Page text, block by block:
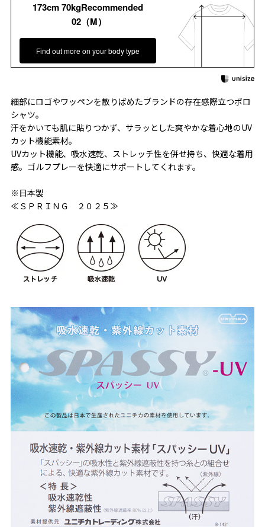
173cm 70kgRecommended
02（M）
Find out more on your body type
細部にロゴやワッペンを散りばめたブランドの存在感際立つポロ
シャツ。
汗をかいても肌に貼りつかず、サラッとした爽やかな着心地のUV
カット機能素材。
UVカット機能、吸水速乾、ストレッチ性を併せ持ち、快適な着用
感。ゴルフプレーを快適にサポートしてくれます。
※日本製
≪ＳＰＲＩＮＧ ２０２５≫